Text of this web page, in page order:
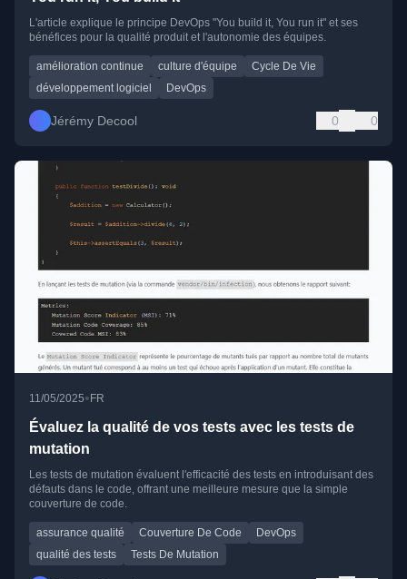
L'article explique le principe DevOps "You build it, You run it" et ses
bénéfices pour la qualité produit et l'autonomie des équipes.
amélioration continue culture d'équipe
Cycle De Vie
développement logiciel
DevOps
Jérémy Decool 0 0
11/05/2025• FR
Évaluez la qualité de vos tests avec les tests de
mutation
Les tests de mutation évaluent l'efficacité des tests en introduisant des
défauts dans le code, offrant une meilleure mesure que la simple
couverture de code.
assurance qualité Couverture De Code
DevOps
qualité des tests
Tests De Mutation